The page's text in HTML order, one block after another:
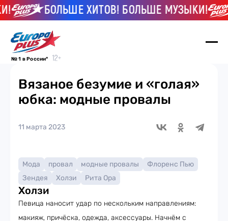
БОЛЬШЕ ХИТОВ! БОЛЬШЕ МУЗЫКИ!
№ 1 в России*
Вязаное безумие и «голая»
юбка: модные провалы
11 марта 2023
Мода провал модные провалы
Флоренс Пью
Зендея
Холзи Рита Ора
Холзи
Певица наносит удар по нескольким направлениям:
макияж, причёска, одежда, аксессуары. Начнём с